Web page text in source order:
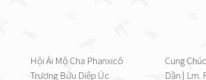
Hội Ái Mộ Cha Phanxicô
Trương Bửu Diệp Úc
Cung
Dần | Lm.